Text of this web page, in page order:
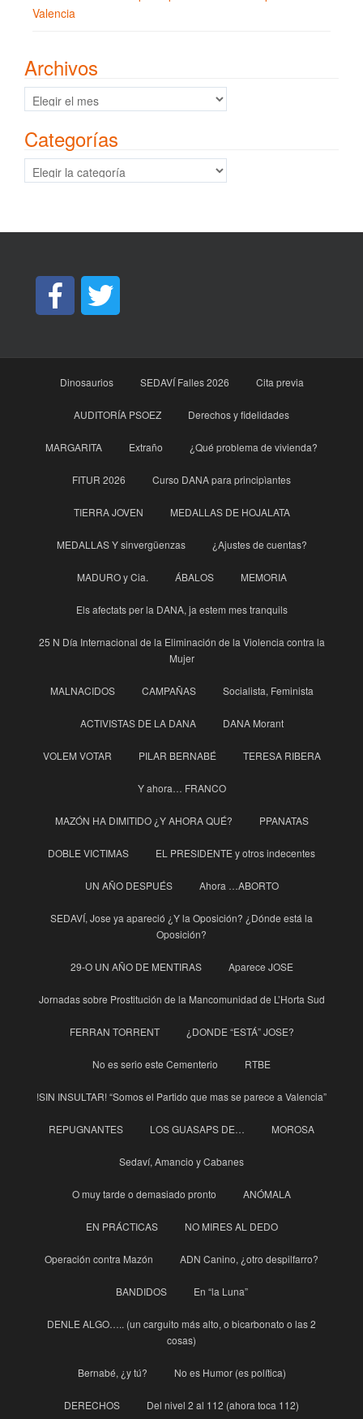
Valencia
Archivos
Archivos
Categorías
Categorías
Dinosaurios SEDAVÍ Falles 2026 Cita previa
AUDITORÍA PSOEZ Derechos y fidelidades
MARGARITA Extraño ¿Qué problema de vivienda?
FITUR 2026 Curso DANA para principìantes
TIERRA JOVEN MEDALLAS DE HOJALATA
MEDALLAS Y sinvergüenzas ¿Ajustes de cuentas?
MADURO y Cia. ÁBALOS MEMORIA
Els afectats per la DANA, ja estem mes tranquils
25 N Día Internacional de la Eliminación de la Violencia contra la
Mujer
MALNACIDOS CAMPAÑAS Socialista, Feminista
ACTIVISTAS DE LA DANA DANA Morant
VOLEM VOTAR PILAR BERNABÉ TERESA RIBERA
Y ahora… FRANCO
MAZÓN HA DIMITIDO ¿Y AHORA QUÉ? PPANATAS
DOBLE VICTIMAS EL PRESIDENTE y otros indecentes
UN AÑO DESPUÉS Ahora …ABORTO
SEDAVÍ, Jose ya apareció ¿Y la Oposición? ¿Dónde está la
Oposición?
29-O UN AÑO DE MENTIRAS Aparece JOSE
Jornadas sobre Prostitución de la Mancomunidad de L’Horta Sud
FERRAN TORRENT ¿DONDE “ESTÁ” JOSE?
No es serio este Cementerio RTBE
!SIN INSULTAR! “Somos el Partido que mas se parece a Valencia”
REPUGNANTES LOS GUASAPS DE… MOROSA
Sedaví, Amancio y Cabanes
O muy tarde o demasiado pronto ANÓMALA
EN PRÁCTICAS NO MIRES AL DEDO
Operación contra Mazón ADN Canino, ¿otro despilfarro?
BANDIDOS En “la Luna”
DENLE ALGO….. (un carguito más alto, o bicarbonato o las 2
cosas)
Bernabé, ¿y tú? No es Humor (es política)
DERECHOS Del nivel 2 al 112 (ahora toca 112)